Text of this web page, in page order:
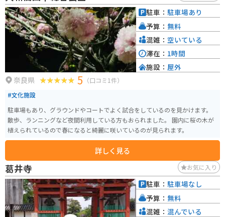
奈良県 5 （口コミ1件）
#文化施設
駐車場もあり、グラウンドやコートでよく試合をしているのを見かけます。
散歩、ランニングなど夜間利用している方もおられました。 園内に桜の木が
植えられているので春になると綺麗に咲いているのが見られます。
詳しく見る
駐車： 駐車場あり
予算： 無料
混雑： 空いている
滞在： 1時間
施設： 屋外
葛井寺 お気に入り
駐車： 駐車場なし
予算： 無料
混雑： 混んでいる